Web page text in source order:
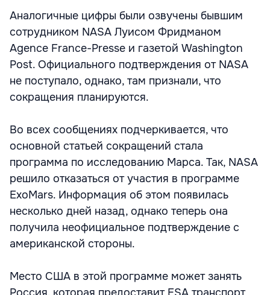
Аналогичные цифры были озвучены бывшим
сотрудником NASA Луисом Фридманом
Agence France-Presse и газетой Washington
Post. Официального подтверждения от NASA
не поступало, однако, там признали, что
сокращения планируются.
Во всех сообщениях подчеркивается, что
основной статьей сокращений стала
программа по исследованию Марса. Так, NASA
решило отказаться от участия в программе
ExoMars. Информация об этом появилась
несколько дней назад, однако теперь она
получила неофициальное подтверждение с
американской стороны.
Место США в этой программе может занять